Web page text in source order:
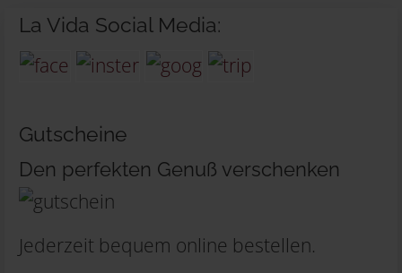
La Vida Social Media:
Gutscheine
Den perfekten Genuß verschenken
Jederzeit bequem online bestellen.